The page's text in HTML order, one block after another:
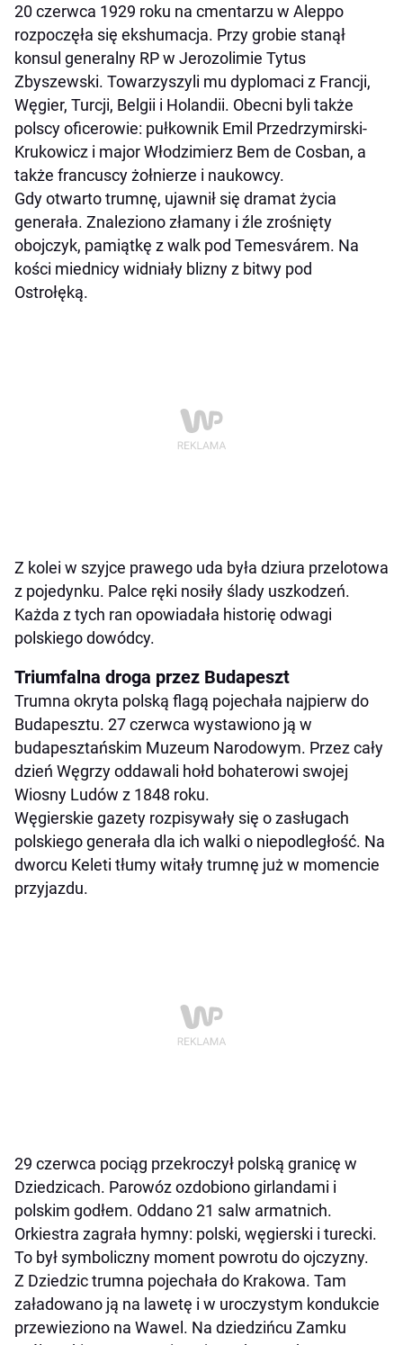
20 czerwca 1929 roku na cmentarzu w Aleppo
rozpoczęła się ekshumacja. Przy grobie stanął
konsul generalny RP w Jerozolimie Tytus
Zbyszewski. Towarzyszyli mu dyplomaci z Francji,
Węgier, Turcji, Belgii i Holandii. Obecni byli także
polscy oficerowie: pułkownik Emil Przedrzymirski-
Krukowicz i major Włodzimierz Bem de Cosban, a
także francuscy żołnierze i naukowcy.
Gdy otwarto trumnę, ujawnił się dramat życia
generała. Znaleziono złamany i źle zrośnięty
obojczyk, pamiątkę z walk pod Temesvárem. Na
kości miednicy widniały blizny z bitwy pod
Ostrołęką.
Z kolei w szyjce prawego uda była dziura przelotowa
z pojedynku. Palce ręki nosiły ślady uszkodzeń.
Każda z tych ran opowiadała historię odwagi
polskiego dowódcy.
Triumfalna droga przez Budapeszt
Trumna okryta polską flagą pojechała najpierw do
Budapesztu. 27 czerwca wystawiono ją w
budapesztańskim Muzeum Narodowym. Przez cały
dzień Węgrzy oddawali hołd bohaterowi swojej
Wiosny Ludów z 1848 roku.
Węgierskie gazety rozpisywały się o zasługach
polskiego generała dla ich walki o niepodległość. Na
dworcu Keleti tłumy witały trumnę już w momencie
przyjazdu.
29 czerwca pociąg przekroczył polską granicę w
Dziedzicach. Parowóz ozdobiono girlandami i
polskim godłem. Oddano 21 salw armatnich.
Orkiestra zagrała hymny: polski, węgierski i turecki.
To był symboliczny moment powrotu do ojczyzny.
Z Dziedzic trumna pojechała do Krakowa. Tam
załadowano ją na lawetę i w uroczystym kondukcie
przewieziono na Wawel. Na dziedzińcu Zamku